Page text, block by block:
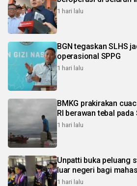
1 hari lalu
BGN tegaskan SLHS
operasional SPPG
1 hari lalu
BMKG prakirakan
RI berawan tebal pada
1 hari lalu
Unpatti buka peluang
luar negeri bagi
1 hari lalu